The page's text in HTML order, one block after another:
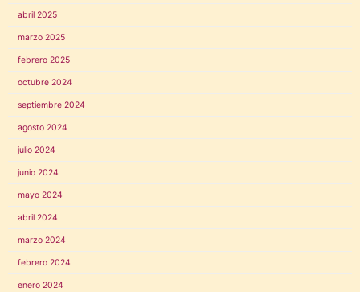
abril 2025
marzo 2025
febrero 2025
octubre 2024
septiembre 2024
agosto 2024
julio 2024
junio 2024
mayo 2024
abril 2024
marzo 2024
febrero 2024
enero 2024